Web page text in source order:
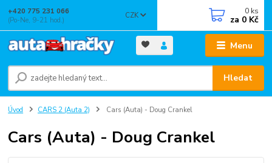
Menu
CZK
Hledat
+420 775 231 066
(Po-Ne, 9-21 hod.)
0 ks
za 0 Kč
Úvod CARS 2 (Auta 2) Cars (Auta) - Doug Crankel
Cars (Auta) - Doug Crankel